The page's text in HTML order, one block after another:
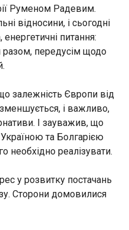
Нолана: що
«Одіссею»
та відгуки на новий
Нолана
прем'єра якого
на 17 липня,
Руменом Радевим.
відносини, і сьогодні
питання:
разом, передусім щодо
залежність Європи від
і важливо,
І зауважив, що
та Болгарією
необхідно реалізувати.
у розвитку постачань
Сторони домовилися